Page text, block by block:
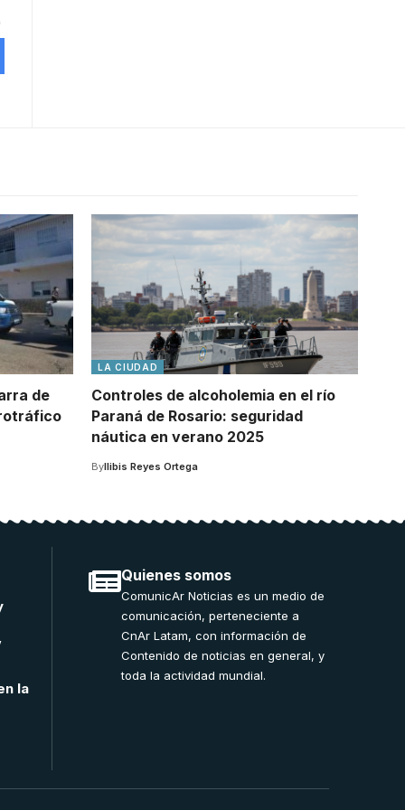
de
LA CIUDAD
Controles de alcoholemia en el río
Paraná de Rosario: seguridad
náutica en verano 2025
ByIlibis Reyes Ortega
la
Quienes somos
ComunicAr Noticias es un medio de
comunicación, perteneciente a
CnAr Latam, con información de
Contenido de noticias en general, y
toda la actividad mundial.